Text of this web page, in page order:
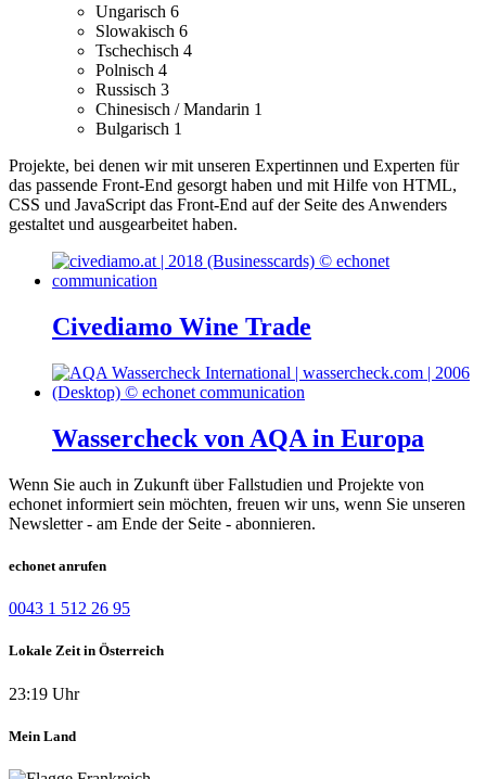
Ungarisch 6
Slowakisch 6
Tschechisch 4
Polnisch 4
Russisch 3
Chinesisch / Mandarin 1
Bulgarisch 1
Projekte, bei denen wir mit unseren Expertinnen und Experten für
das passende Front-End gesorgt haben und mit Hilfe von HTML,
CSS und JavaScript das Front-End auf der Seite des Anwenders
gestaltet und ausgearbeitet haben.
Civediamo Wine Trade
Wassercheck von AQA in Europa
Wenn Sie auch in Zukunft über Fallstudien und Projekte von
echonet informiert sein möchten, freuen wir uns, wenn Sie unseren
Newsletter - am Ende der Seite - abonnieren.
echonet anrufen
0043 1 512 26 95
Lokale Zeit in Österreich
23:19 Uhr
Mein Land